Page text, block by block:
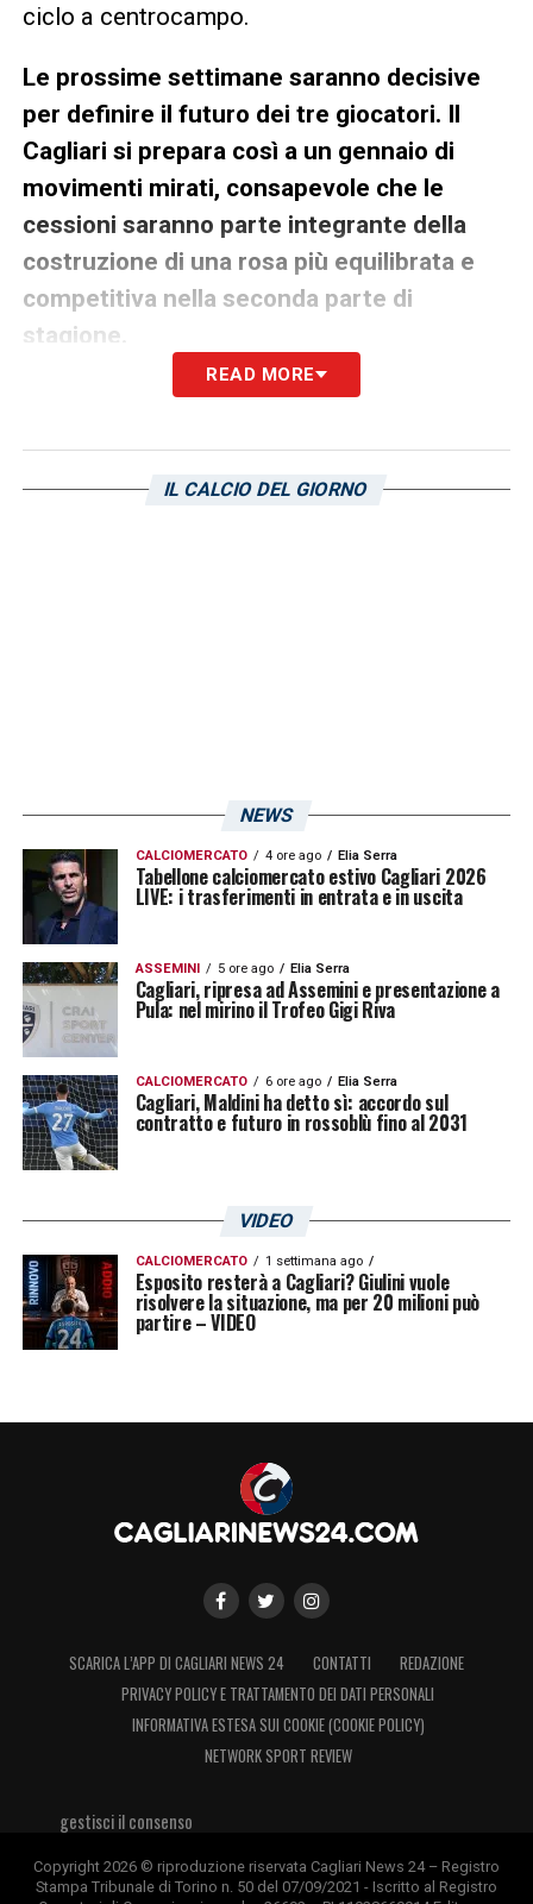
ciclo a centrocampo.
Le prossime settimane saranno decisive
per definire il futuro dei tre giocatori. Il
Cagliari si prepara così a un gennaio di
movimenti mirati, consapevole che le
cessioni saranno parte integrante della
costruzione di una rosa più equilibrata e
competitiva nella seconda parte di
stagione.
LE NOVITA’ SUL CALCIOMERCATO DEL
LA PLAYLIST DELLE NOSTRE TOP NEWS
READ MORE
IL CALCIO DEL GIORNO
NEWS
CALCIOMERCATO 4 ore ago Elia Serra
Tabellone calciomercato estivo Cagliari 2026
LIVE: i trasferimenti in entrata e in uscita
ASSEMINI 5 ore ago Elia Serra
Cagliari, ripresa ad Assemini e presentazione a
Pula: nel mirino il Trofeo Gigi Riva
CALCIOMERCATO 6 ore ago Elia Serra
Cagliari, Maldini ha detto sì: accordo sul
contratto e futuro in rossoblù fino al 2031
VIDEO
CALCIOMERCATO 1 settimana ago
Esposito resterà a Cagliari? Giulini vuole
risolvere la situazione, ma per 20 milioni può
partire – VIDEO
SCARICA L’APP DI CAGLIARI NEWS 24 CONTATTI
REDAZIONE
PRIVACY POLICY E TRATTAMENTO DEI DATI PERSONALI
INFORMATIVA ESTESA SUI COOKIE (COOKIE POLICY)
NETWORK SPORT REVIEW
gestisci il consenso
Copyright 2026 © riproduzione riservata Cagliari News 24 – Registro
Stampa Tribunale di Torino n. 50 del 07/09/2021 - Iscritto al Registro